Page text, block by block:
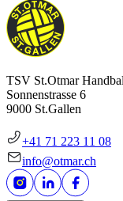
TSV St.Otmar
Sonnenstrasse 6
9000 St.Gallen
+41 71 223 11 08
info@otmar.ch